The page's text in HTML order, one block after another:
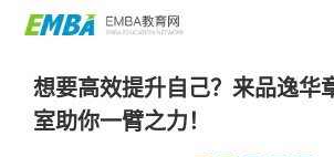
想要高效提升自己？来品逸华
室助你一臂之力！